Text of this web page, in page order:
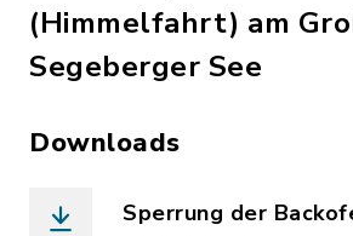
(Himmelfahrt) am
Segeberger See
Downloads
Sperrung der